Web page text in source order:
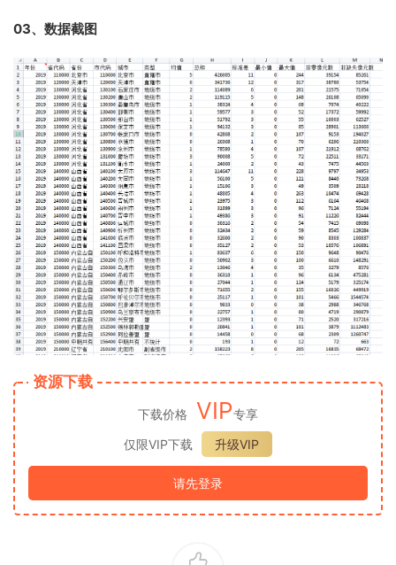
03、数据截图
资源下载
下载价格 VIP专享
仅限VIP下载
升级VIP
请先登录